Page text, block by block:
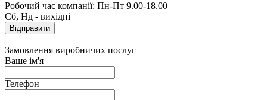
Робочий час компанії: Пн-Пт 9.00-18.00
Сб, Нд - вихідні
Замовлення виробничих послуг
Ваше ім'я
Телефон